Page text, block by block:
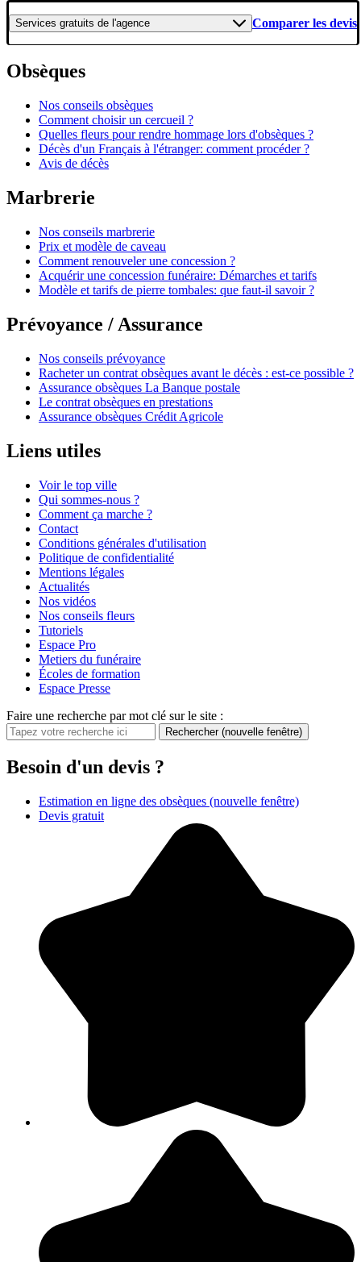
Services gratuits de l'agence Comparer les devis
Obsèques
Nos conseils obsèques
Comment choisir un cercueil ?
Quelles fleurs pour rendre hommage lors d'obsèques ?
Décès d'un Français à l'étranger: comment procéder ?
Avis de décès
Marbrerie
Nos conseils marbrerie
Prix et modèle de caveau
Comment renouveler une concession ?
Acquérir une concession funéraire: Démarches et tarifs
Modèle et tarifs de pierre tombales: que faut-il savoir ?
Prévoyance / Assurance
Nos conseils prévoyance
Racheter un contrat obsèques avant le décès : est-ce possible ?
Assurance obsèques La Banque postale
Le contrat obsèques en prestations
Assurance obsèques Crédit Agricole
Liens utiles
Voir le top ville
Qui sommes-nous ?
Comment ça marche ?
Contact
Conditions générales d'utilisation
Politique de confidentialité
Mentions légales
Actualités
Nos vidéos
Nos conseils fleurs
Tutoriels
Espace Pro
Metiers du funéraire
Écoles de formation
Espace Presse
Faire une recherche par mot clé sur le site :
Rechercher (nouvelle fenêtre)
Besoin d'un devis ?
Estimation en ligne des obsèques (nouvelle fenêtre)
Devis gratuit